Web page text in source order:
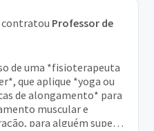
contratou Professor de
de uma *fisioterapeuta
que aplique *yoga ou
de alongamento* para
muscular e
para alguém super